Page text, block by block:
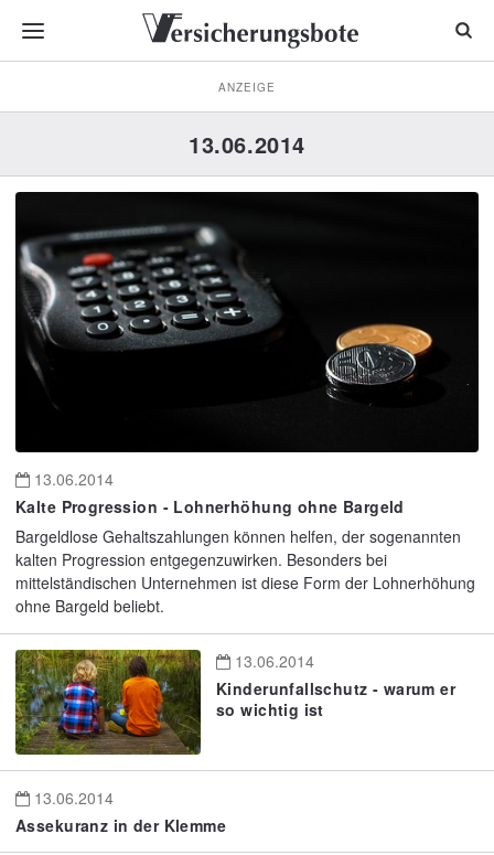
ANZEIGE
13.06.2014
13.06.2014
Kalte Progression - Lohnerhöhung ohne Bargeld
Bargeldlose Gehaltszahlungen können helfen, der sogenannten
kalten Progression entgegenzuwirken. Besonders bei
mittelständischen Unternehmen ist diese Form der Lohnerhöhung
ohne Bargeld beliebt.
13.06.2014
Kinderunfallschutz - warum er
so wichtig ist
13.06.2014
Assekuranz in der Klemme